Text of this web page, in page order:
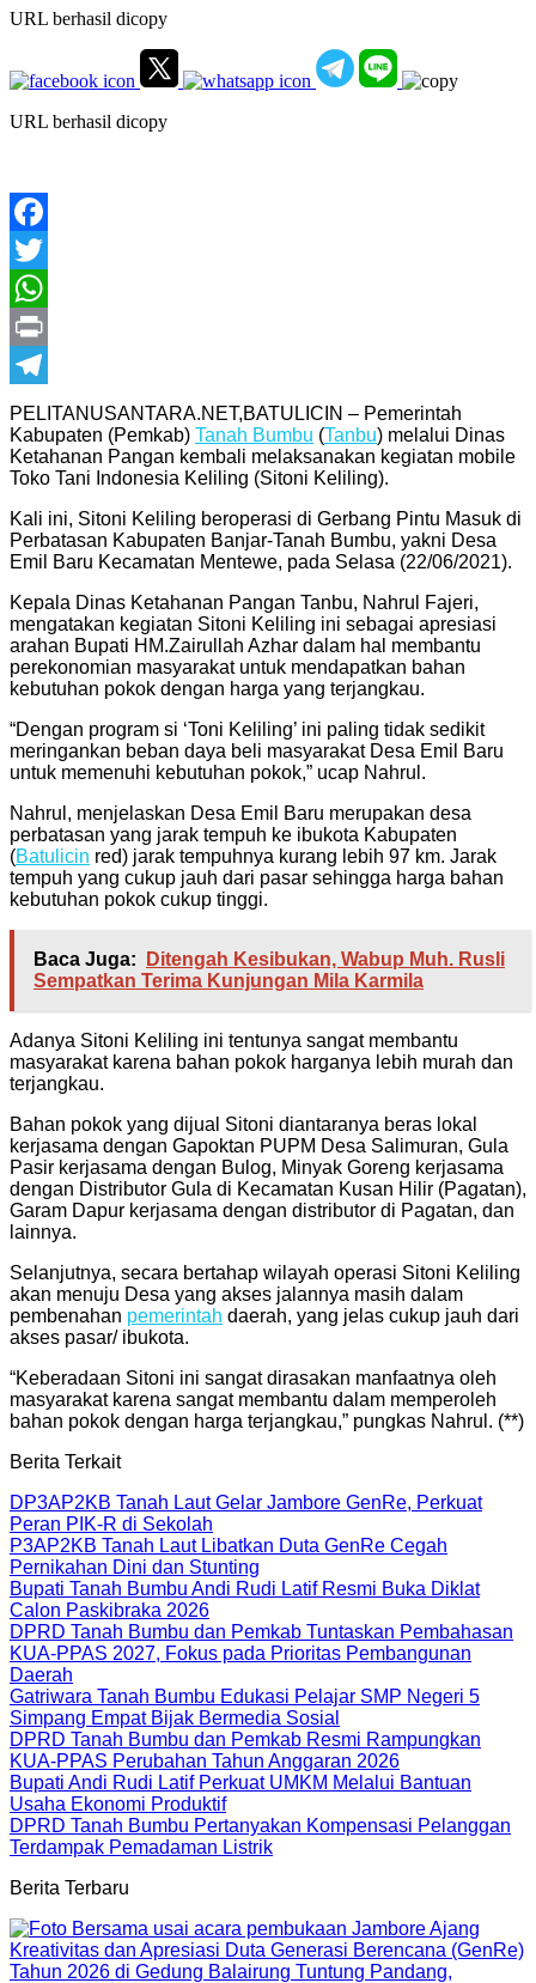
URL berhasil dicopy
URL berhasil dicopy
Facebook
Twitter
WhatsApp
Print
Telegram
PELITANUSANTARA.NET,BATULICIN – Pemerintah
Kabupaten (Pemkab) Tanah Bumbu (Tanbu) melalui Dinas
Ketahanan Pangan kembali melaksanakan kegiatan mobile
Toko Tani Indonesia Keliling (Sitoni Keliling).
Kali ini, Sitoni Keliling beroperasi di Gerbang Pintu Masuk di
Perbatasan Kabupaten Banjar-Tanah Bumbu, yakni Desa
Emil Baru Kecamatan Mentewe, pada Selasa (22/06/2021).
Kepala Dinas Ketahanan Pangan Tanbu, Nahrul Fajeri,
mengatakan kegiatan Sitoni Keliling ini sebagai apresiasi
arahan Bupati HM.Zairullah Azhar dalam hal membantu
perekonomian masyarakat untuk mendapatkan bahan
kebutuhan pokok dengan harga yang terjangkau.
“Dengan program si ‘Toni Keliling’ ini paling tidak sedikit
meringankan beban daya beli masyarakat Desa Emil Baru
untuk memenuhi kebutuhan pokok,” ucap Nahrul.
Nahrul, menjelaskan Desa Emil Baru merupakan desa
perbatasan yang jarak tempuh ke ibukota Kabupaten
(Batulicin red) jarak tempuhnya kurang lebih 97 km. Jarak
tempuh yang cukup jauh dari pasar sehingga harga bahan
kebutuhan pokok cukup tinggi.
Baca Juga:
Ditengah Kesibukan, Wabup Muh. Rusli
Sempatkan Terima Kunjungan Mila Karmila
Adanya Sitoni Keliling ini tentunya sangat membantu
masyarakat karena bahan pokok harganya lebih murah dan
terjangkau.
Bahan pokok yang dijual Sitoni diantaranya beras lokal
kerjasama dengan Gapoktan PUPM Desa Salimuran, Gula
Pasir kerjasama dengan Bulog, Minyak Goreng kerjasama
dengan Distributor Gula di Kecamatan Kusan Hilir (Pagatan),
Garam Dapur kerjasama dengan distributor di Pagatan, dan
lainnya.
Selanjutnya, secara bertahap wilayah operasi Sitoni Keliling
akan menuju Desa yang akses jalannya masih dalam
pembenahan pemerintah daerah, yang jelas cukup jauh dari
akses pasar/ ibukota.
“Keberadaan Sitoni ini sangat dirasakan manfaatnya oleh
masyarakat karena sangat membantu dalam memperoleh
bahan pokok dengan harga terjangkau,” pungkas Nahrul. (**)
Berita Terkait
DP3AP2KB Tanah Laut Gelar Jambore GenRe, Perkuat
Peran PIK-R di Sekolah
P3AP2KB Tanah Laut Libatkan Duta GenRe Cegah
Pernikahan Dini dan Stunting
Bupati Tanah Bumbu Andi Rudi Latif Resmi Buka Diklat
Calon Paskibraka 2026
DPRD Tanah Bumbu dan Pemkab Tuntaskan Pembahasan
KUA-PPAS 2027, Fokus pada Prioritas Pembangunan
Daerah
Gatriwara Tanah Bumbu Edukasi Pelajar SMP Negeri 5
Simpang Empat Bijak Bermedia Sosial
DPRD Tanah Bumbu dan Pemkab Resmi Rampungkan
KUA-PPAS Perubahan Tahun Anggaran 2026
Bupati Andi Rudi Latif Perkuat UMKM Melalui Bantuan
Usaha Ekonomi Produktif
DPRD Tanah Bumbu Pertanyakan Kompensasi Pelanggan
Terdampak Pemadaman Listrik
Berita Terbaru